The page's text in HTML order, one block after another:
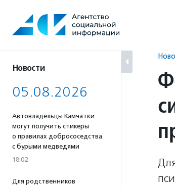
содержанию
Новости
05.08.2026
Автовладельцы Камчатки
могут получить стикеры
о правилах добрососедства
с бурыми медведями
18:02
Для родственников